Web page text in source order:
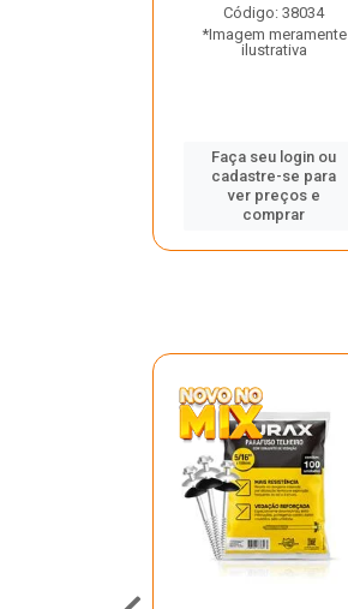
Código: 38034
*Imagem meramente
ilustrativa
Faça seu login ou
cadastre-se para
ver preços e
comprar